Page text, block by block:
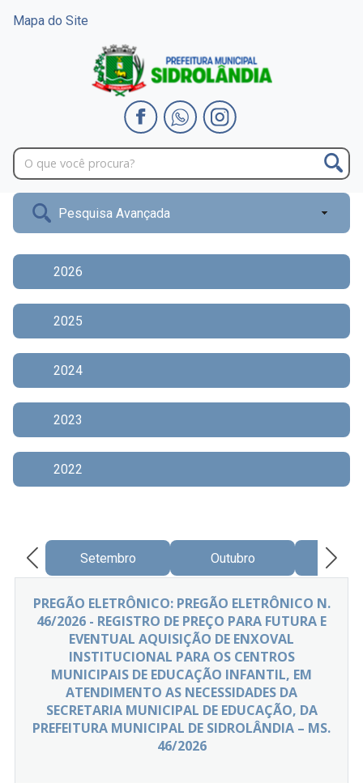
Mapa do Site
Pesquisa Avançada
2026
2025
2024
2023
2022
Setembro Outubro
PREGÃO ELETRÔNICO: PREGÃO ELETRÔNICO N.
46/2026 - REGISTRO DE PREÇO PARA FUTURA E
EVENTUAL AQUISIÇÃO DE ENXOVAL
INSTITUCIONAL PARA OS CENTROS
MUNICIPAIS DE EDUCAÇÃO INFANTIL, EM
ATENDIMENTO AS NECESSIDADES DA
SECRETARIA MUNICIPAL DE EDUCAÇÃO, DA
PREFEITURA MUNICIPAL DE SIDROLÂNDIA – MS.
46/2026